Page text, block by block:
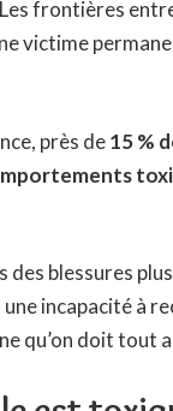
frontières
victime
près de15 %
blessures
incapacité à
qu’on doit tout